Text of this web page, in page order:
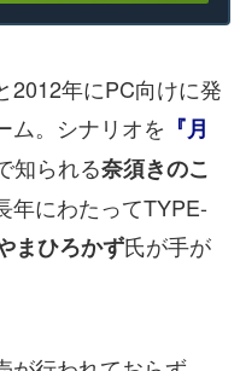
年にPC向けに発
ム。シナリオを 『月
知られる奈須きのこ
年にわたってTYPE-
まひろかず氏が手が